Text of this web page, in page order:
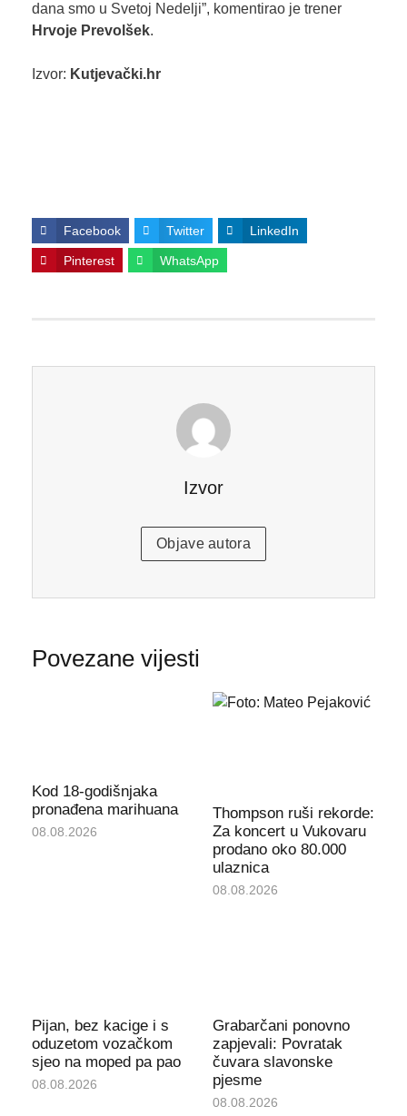
dana smo u Svetoj Nedelji”, komentirao je trener
Hrvoje Prevolšek.
Izvor: Kutjevački.hr
Facebook Twitter LinkedIn
Pinterest WhatsApp
Izvor
Objave autora
Povezane vijesti
Kod 18-godišnjaka
pronađena marihuana
08.08.2026
Thompson ruši rekorde:
Za koncert u Vukovaru
prodano oko 80.000
ulaznica
08.08.2026
Pijan, bez kacige i s
oduzetom vozačkom
sjeo na moped pa pao
08.08.2026
Grabarčani ponovno
zapjevali: Povratak
čuvara slavonske
pjesme
08.08.2026